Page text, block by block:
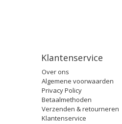
Klantenservice
Over ons
Algemene voorwaarden
Privacy Policy
Betaalmethoden
Verzenden & retourneren
Klantenservice